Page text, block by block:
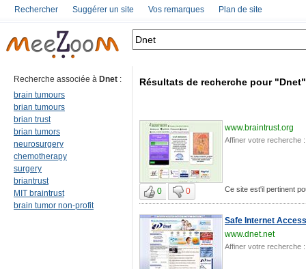
Rechercher Suggérer un site Vos remarques Plan de site
Recherche associée à Dnet :
brain tumours
brian tumours
brian trust
brian tumors
neurosurgery
chemotherapy
surgery
briantrust
MIT braintrust
brain tumor non-profit
Résultats de recherche pour "Dnet"
www.braintrust.org
Affiner votre recherche :
0 0 Ce site est'il pertinent
Safe Internet
www.dnet.net
Affiner votre recherche :